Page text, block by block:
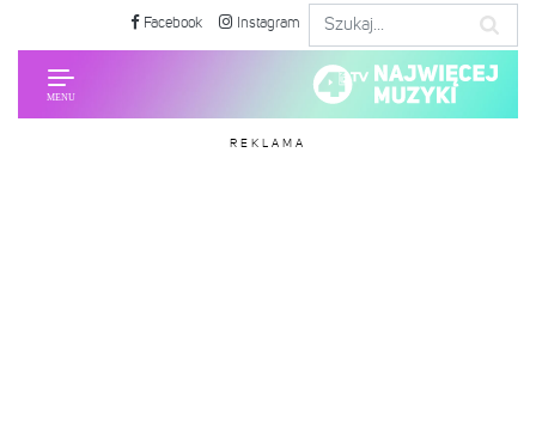
Facebook Instagram
REKLAMA